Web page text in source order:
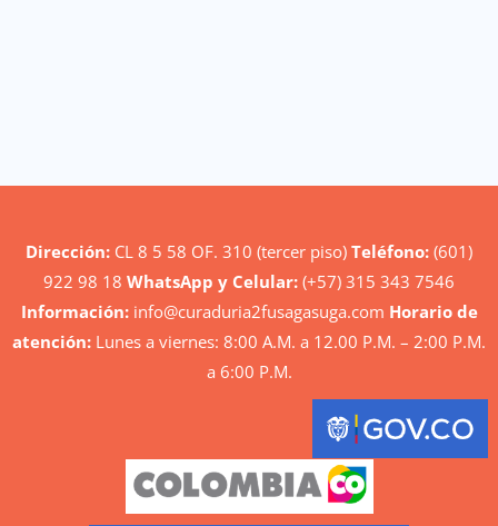
Dirección: CL 8 5 58 OF. 310 (tercer piso) Teléfono: (601)
922 98 18 WhatsApp y Celular: (+57) 315 343 7546
Información: info@curaduria2fusagasuga.com Horario de
atención: Lunes a viernes: 8:00 A.M. a 12.00 P.M. – 2:00 P.M.
a 6:00 P.M.